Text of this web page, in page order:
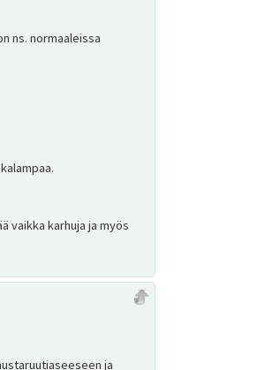
ns. normaaleissa
vaikka karhuja ja myös
ja